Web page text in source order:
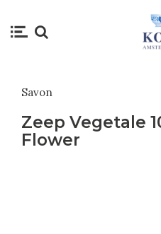
Savon
Zeep Vegetale
Flower